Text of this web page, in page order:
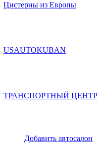
Цистерны из Европы
USAUTOKUBAN
ТРАНСПОРТНЫЙ ЦЕНТР
Добавить автосалон